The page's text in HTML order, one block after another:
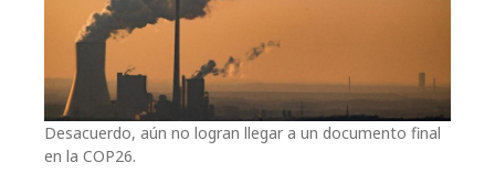
Desacuerdo, aún no logran llegar a un documento final
en la COP26.